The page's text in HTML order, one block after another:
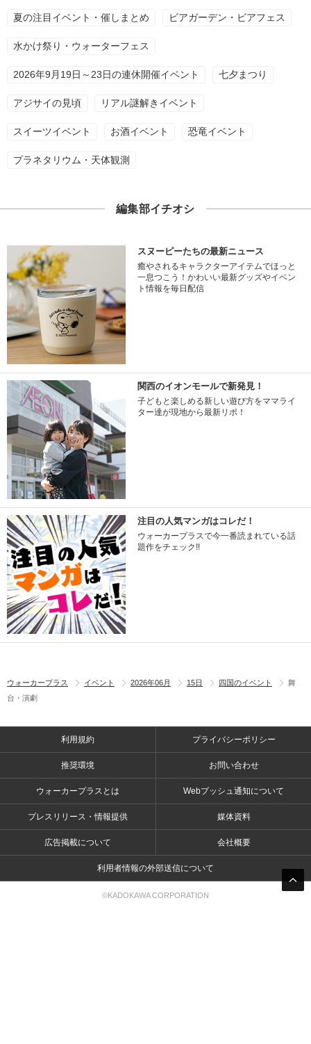
夏の注目イベント・催しまとめ ビアガーデン・ビアフェス
水かけ祭り・ウォーターフェス
2026年9月19日～23日の連休開催イベント 七夕まつり
アジサイの見頃 リアル謎解きイベント
スイーツイベント お酒イベント 恐竜イベント
プラネタリウム・天体観測
編集部イチオシ
スヌーピーたちの最新ニュース
癒やされるキャラクターアイテムでほっと
一息つこう！かわいい最新グッズやイベン
ト情報を毎日配信
関西のイオンモールで新発見！
子どもと楽しめる新しい遊び方をママライ
ター達が現地から最新リポ！
注目の人気マンガはコレだ！
ウォーカープラスで今一番読まれている話
題作をチェック!!
ウォーカープラス イベント 2026年06月 15日 四国のイベント
舞
台・演劇
利用規約 プライバシーポリシー
推奨環境 お問い合わせ
ウォーカープラスとは Webプッシュ通知について
プレスリリース・情報提供 媒体資料
広告掲載について 会社概要
利用者情報の外部送信について
©KADOKAWA CORPORATION